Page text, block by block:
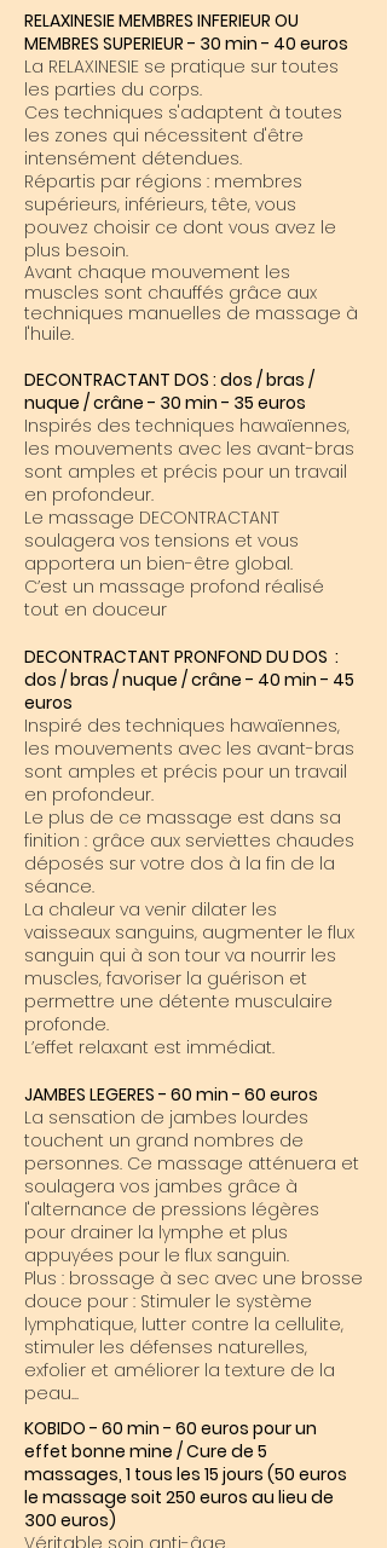
RELAXINESIE MEMBRES INFERIEUR OU
MEMBRES SUPERIEUR - 30 min - 40 euros
La RELAXINESIE se pratique sur toutes
les parties du corps.
Ces techniques s'adaptent à toutes
les zones qui nécessitent d'être
intensément détendues.
Répartis par régions : membres
supérieurs, inférieurs, tête, vous
pouvez choisir ce dont vous avez le
plus besoin.
Avant chaque mouvement les
muscles sont chauffés grâce aux
techniques manuelles de massage à
l'huile.
DECONTRACTANT DOS : dos / bras /
nuque / crâne - 30 min - 35 euros
Inspirés des techniques hawaïennes,
les mouvements avec les avant-bras
sont amples et précis pour un travail
en profondeur.
Le massage DECONTRACTANT
soulagera vos tensions et vous
apportera un bien-être global.
C’est un massage profond réalisé
tout en douceur
DECONTRACTANT PRONFOND DU DOS :
dos / bras / nuque / crâne - 40 min - 45
euros
Inspiré des techniques hawaïennes,
les mouvements avec les avant-bras
sont amples et précis pour un travail
en profondeur.
Le plus de ce massage est dans sa
finition : grâce aux serviettes chaudes
déposés sur votre dos à la fin de la
séance.
La chaleur va venir dilater les
vaisseaux sanguins, augmenter le flux
sanguin qui à son tour va nourrir les
muscles, favoriser la guérison et
permettre une détente musculaire
profonde.
L’effet relaxant est immédiat.
JAMBES LEGERES - 60 min - 60 euros
La sensation de jambes lourdes
touchent un grand nombres de
personnes. Ce massage atténuera et
soulagera vos jambes grâce à
l'alternance de pressions légères
pour drainer la lymphe et plus
appuyées pour le flux sanguin.
Plus : brossage à sec avec une brosse
douce pour : Stimuler le système
lymphatique, lutter contre la cellulite,
stimuler les défenses naturelles,
exfolier et améliorer la texture de la
peau...
KOBIDO - 60 min - 60 euros pour un
effet bonne mine / Cure de 5
massages, 1 tous les 15 jours (50 euros
le massage soit 250 euros au lieu de
300 euros)
Véritable soin anti-âge.